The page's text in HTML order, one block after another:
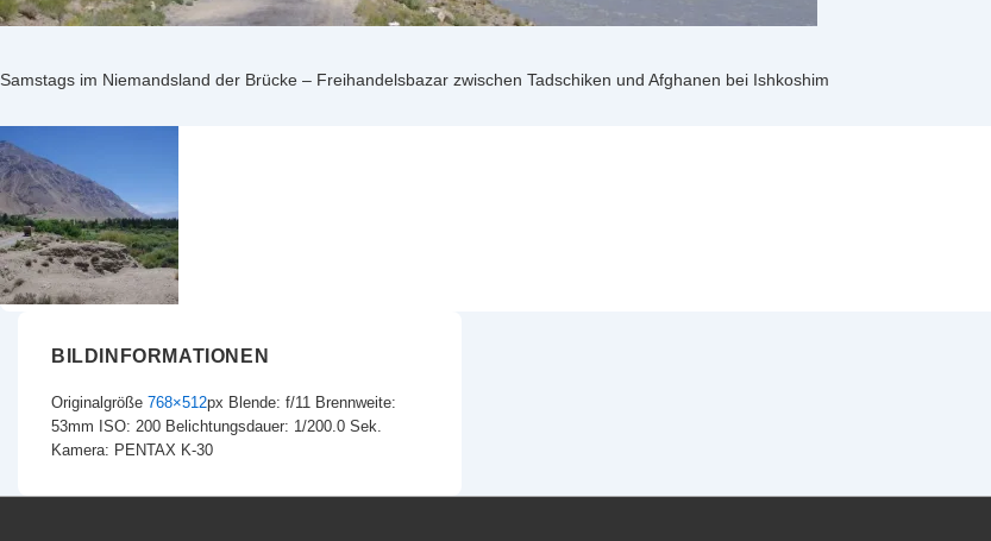
Samstags im Niemandsland der Brücke – Freihandelsbazar zwischen Tadschiken und Afghanen bei Ishkoshim
BILDINFORMATIONEN
Originalgröße 768×512px Blende: f/11 Brennweite:
53mm ISO: 200 Belichtungsdauer: 1/200.0 Sek.
Kamera: PENTAX K-30